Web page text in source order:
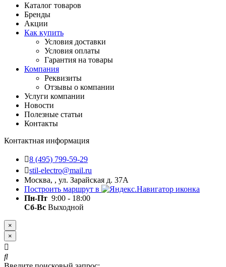
Каталог товаров
Бренды
Акции
Как купить
Условия доставки
Условия оплаты
Гарантия на товары
Компания
Реквизиты
Отзывы о компании
Услуги компании
Новости
Полезные статьи
Контакты
Контактная информация
8 (495) 799-59-29
stil-electro@mail.ru
Москва, , ул. Зарайская д. 37А
Построить маршрут в
Пн-Пт 9:00 - 18:00
Сб-Вс Выходной
×
×